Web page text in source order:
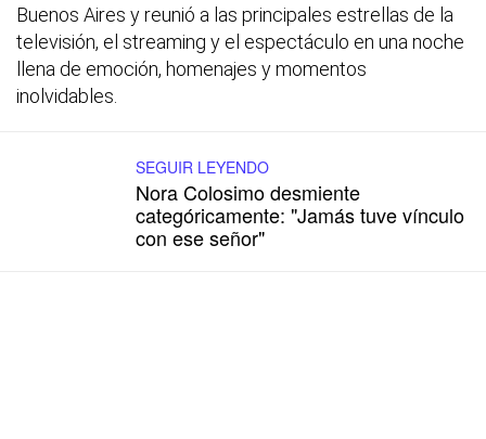
Buenos Aires y reunió a las principales estrellas de la
televisión, el streaming y el espectáculo en una noche
llena de emoción, homenajes y momentos
inolvidables.
SEGUIR LEYENDO
Nora Colosimo desmiente
categóricamente: "Jamás tuve vínculo
con ese señor"